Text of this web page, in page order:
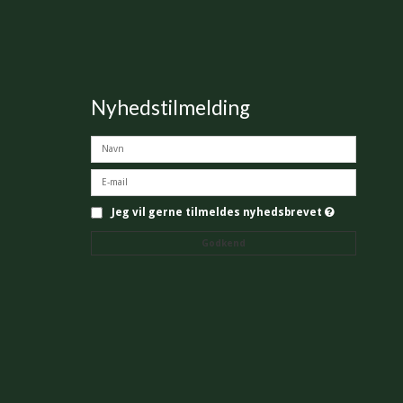
Nyhedstilmelding
Jeg vil gerne tilmeldes nyhedsbrevet
Godkend